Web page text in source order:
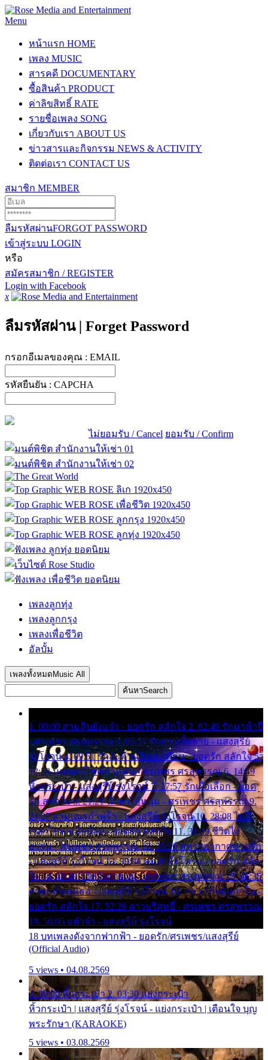
Menu
หน้าแรก HOME
เพลง MUSIC
สารคดี DOCUMENTARY
ซื้อสินค้า PRODUCT
ค่าลิขสิทธิ์ RATE
รายชื่อเพลง SONG
เกี่ยวกับเรา ABOUT US
ข่าวสารและกิจกรรม NEWS & ACTIVITY
ติดต่อเรา CONTACT US
สมาชิก MEMBER
ลืมรหัสผ่านFORGOT PASSWORD
เข้าสู่ระบบ LOGIN
หรือ
สมัครสมาชิก / REGISTER
Login with Facebook
x
ลืมรหัสผ่าน | Forget Password
กรอกอีเมลของคุณ : EMAIL
รหัสยืนยัน : CAPCHA
ไม่ยอมรับ / Cancel ยอมรับ / Confirm
เพลงลูกทุ่ง
เพลงลูกกรุง
เพลงเพื่อชีวิต
อัลบั้ม
เพลงทั้งหมด Music All
ค้นหาSearch
1. 00:00 สามสิบยังแจ๋ว - ยอดรัก สลักใจ 2. 02:49 รักมาห้าปี
- ศรเพชร ศรสุพรรณ 3. 05:57 รักสาวเสื้อลาย - แสงสุรีย์
รุ่งโรจน์ 4. 09:51 รักสะท้านดินสะเทือน - ยอดรัก สลักใจ 5.
12:23 มอเตอร์ไซค์ทำหล่น - ศรเพชร ศรสุพรรณ 6. 14:49
หิ้วกระเป๋า - แสงสุรีย์ รุ่งโรจน์ 7. 17:57 รักเผื่อเลือก - ยอด
รัก สลักใจ 8. 21:21 น้ำตาไอ้หนุ่ม - ศรเพชร ศรสุพรรณ 9.
24:27 สามเณรกำพร้า - แสงสุรีย์ รุ่งโรจน์ 10. 28:08 ไม่มี
เวลาไปหาเมียน้อย - ยอดรัก สลักใจ 11. 31:29 ชีวิตไอ้
ธรรม - ศรเพชร ศรสุพรรณ 12. 35:26 ทหารอากาศขาดรัก
- แสงสุรีย์ รุ่งโรจน์ 13. 39:01 คนหัวใจโทรม - ยอดรัก สลัก
ใจ 14. 42:49 ไอ้หวังตายแน่ - ศรเพชร ศรสุพรรณ 15. 46:35
ธาตุแท้ของเธอ - แสงสุรีย์ รุ่งโรจน์ 16. 49:57 กำนันกำใน -
ยอดรัก สลักใจ 17. 52:29 สาวบริสุทธิ์ - ศรเพชร ศรสุพรรณ
18. 56:05 แต๋วจ๋า - แสงสุรีย์ รุ่งโรจน์
18 บทเพลงดังจากฟากฟ้า - ยอดรัก/ศรเพชร/แสงสุรีย์
(Official Audio)
5 views • 04.08.2569
1. 00:00 หิ้วกระเป๋า 2. 03:30 แย่งกระเป๋า
หิ้วกระเป๋า | แสงสุรีย์ รุ่งโรจน์ - แย่งกระเป๋า | เตือนใจ บุญ
พระรักษา (KARAOKE)
5 views • 03.08.2569